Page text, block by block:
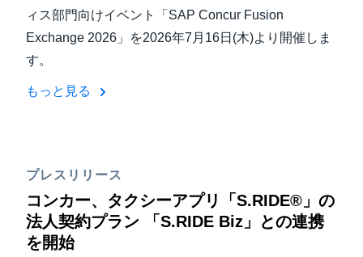
ィス部門向けイベント「SAP Concur Fusion
Exchange 2026」を2026年7月16日(木)より開催しま
す。
もっと見る
プレスリリース
コンカー、タクシーアプリ「S.RIDE®」の
法人契約プラン 「S.RIDE Biz」との連携
を開始